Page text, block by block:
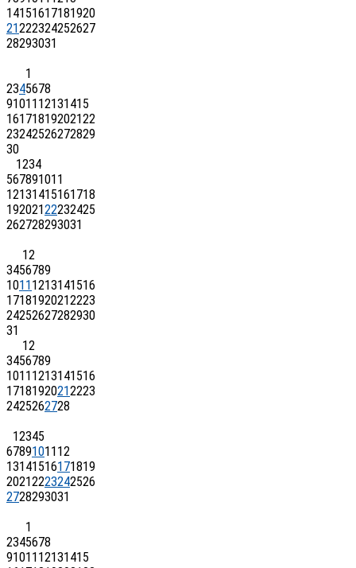
14151617181920
21222324252627
28293031
1
2345678
91011 12131415
16171819202122
23242526272829
30
1234
567891011
12131415161718
19202122232425
262728293031
12
3456789
1011 1213141516
17181920212223
24252627282930
31
12
3456789
1011 1213141516
17181920212223
2425262728
12345
67891011 12
13141516171819
20212223242526
2728293031
1
2345678
91011 12131415